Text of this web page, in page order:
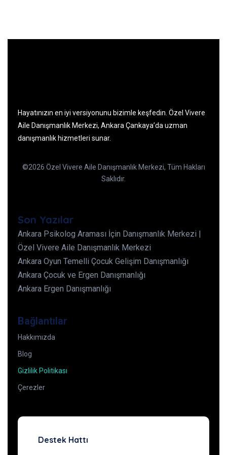
Hayatınızın en iyi versiyonunu bizimle keşfedin. Özel Vivere
Aile Danışmanlık Merkezi, Ankara Çankaya’da uzman
danışmanlık hizmetleri sunar.
©2026 Özel Vivere Aile Danışmanlık Merkezi, Tüm Hakları
Saklıdır.
Son Yazılar
Ankara Psikolog Araması İçin Danışmanlık Merkezi |
Özel Vivere Aile Danışmanlık Merkezi
Ankara Oyun Temelli Çocuk Gelişim Danışmanlığı
Ankara Çocuk ve Ergen Danışmanlığı
Ankara Ergen Danışmanlığı
Bağlantılar
Hakkımızda
Blog
Gizlilik Politikası
Çerezler
Destek Hattı